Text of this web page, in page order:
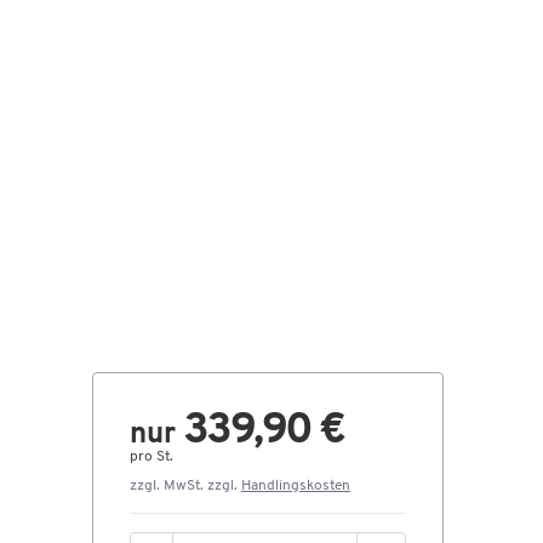
nur 339,90 €
pro St.
zzgl. MwSt. zzgl. Handlingskosten